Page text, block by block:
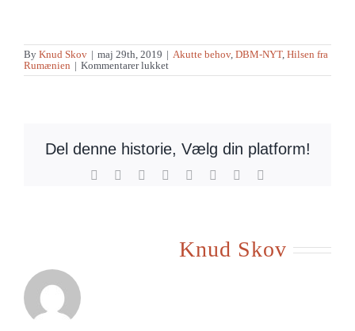
By Knud Skov | maj 29th, 2019 | Akutte behov, DBM-NYT, Hilsen fra
Rumænien | Kommentarer lukkettil
Helt
Del denne historie, Vælg din platform!
Facebook Reddit LinkedIn
TumblrPinterest
Knud Skov